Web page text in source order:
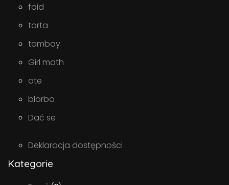
foid
torta
tomboy
Girl math
ate
blorbo
Dać se
Deklaracja dostępności
Kategorie